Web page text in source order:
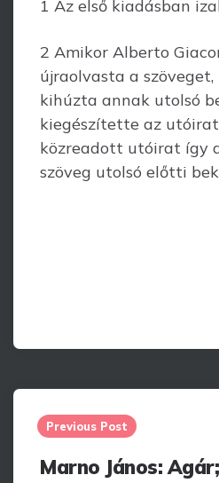
1 Az első kiadásban
2 Amikor Alberto
újraolvasta a szöveget,
kihúzta annak utolsó
kiegészítette az
közreadott utóirat így
szöveg utolsó előtti
Post
navigation
Previous Post
Marno János: